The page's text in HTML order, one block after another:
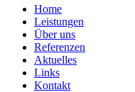
Home
Leistungen
Über uns
Referenzen
Aktuelles
Links
Kontakt